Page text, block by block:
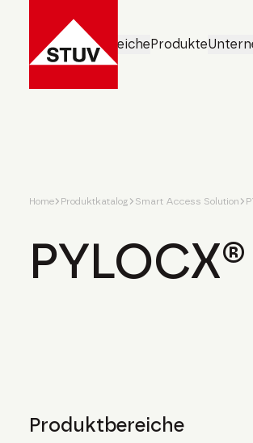
GeschäftsbereicheProdukte
Home Produktkatalog Smart Access Solution
Produktbereiche